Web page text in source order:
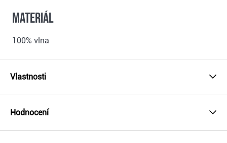
Materiál
100% vlna
Vlastnosti
Hodnocení